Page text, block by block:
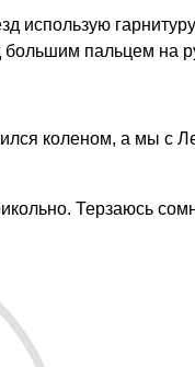
использую
большим пальцем на
коленом, а мы с
Терзаюсь